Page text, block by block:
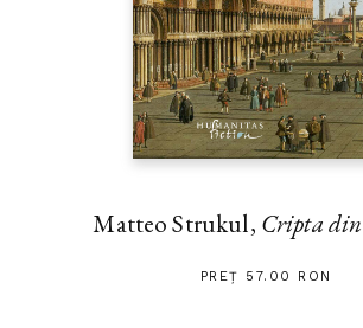
Matteo Strukul, Cripta
PREȚ 57.00 RON